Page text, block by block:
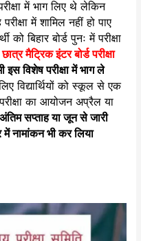
में भाग लिए थे लेकिन
में शामिल नहीं हो पाए
को बिहार बोर्ड पुनः में परीक्षा
मैट्रिक इंटर बोर्ड परीक्षा
विशेष परीक्षा में भाग ले
विद्यार्थियों को स्कूल से एक
का आयोजन अप्रैल या
सप्ताह या जून से जारी
नामांकन भी कर लिया